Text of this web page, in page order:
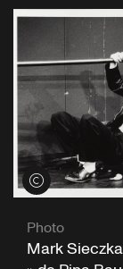
Voir les crédits
Photo
Mark